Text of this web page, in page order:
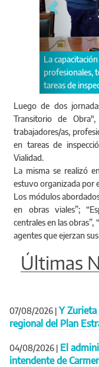
La
profesionales,
tareas de
Luego de dos
Transitorio de
trabajadores/as,
en tareas de
Vialidad.
La misma se realizó
estuvo organizada por
Los módulos
en obras viales”;
centrales en las obras”,
agentes que ejerzan
Últimas
07/08/2026 | Y
regional del Plan
04/08/2026 | El
intendente de